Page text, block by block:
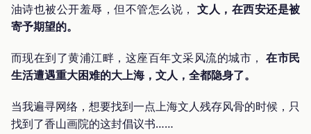
油诗也被公开羞辱，但不管怎么说，文人，在西安还是被
寄予期望的。
而现在到了黄浦江畔，这座百年文采风流的城市，在市民
生活遭遇重大困难的大上海，文人，全都隐身了。
当我遍寻网络，想要找到一点上海文人残存风骨的时候，只
找到了香山画院的这封倡议书……